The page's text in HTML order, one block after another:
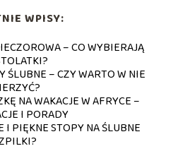
WPISY:
– CO WYBIERAJĄ
ŚLUBNE – CZY WARTO W NIE
NA WAKACJE W AFRYCE –
I PORADY
I PIĘKNE STOPY NA ŚLUBNE